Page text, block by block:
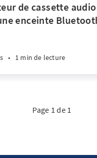
de cassette
enceinte
• 1 min de lecture
Page 1 de 1